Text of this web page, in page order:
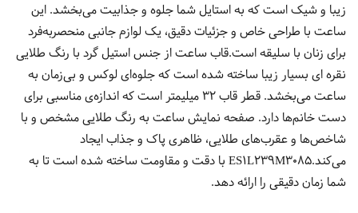
زیبا و شیک است که به استایل شما جلوه و جذابیت می‌بخشد. این
ساعت با طراحی خاص و جزئیات دقیق، یک لوازم جانبی منحصربه‌فرد
برای زنان با سلیقه است.قاب ساعت از جنس استیل گرد با رنگ طلایی
نقره ای بسیار زیبا ساخته شده است که جلوه‌ای لوکس و بی‌زمان به
ساعت می‌بخشد. قطر قاب 32 میلیمتر است که اندازه‌ی مناسبی برای
دست خانم‌ها دارد. صفحه نمایش ساعت به رنگ طلایی مشخص و با
شاخص‌ها و عقرب‌های طلایی، ظاهری پاک و جذاب ایجاد
می‌کند.ES1L239M3085 با دقت و مقاومت ساخته شده است تا به
شما زمان دقیقی را ارائه دهد.